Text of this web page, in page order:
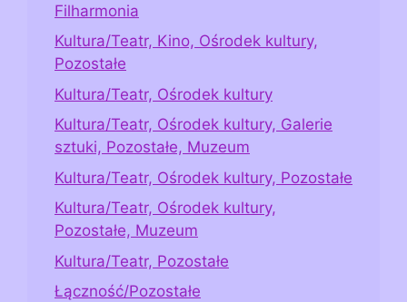
Filharmonia
Kultura/Teatr, Kino, Ośrodek kultury,
Pozostałe
Kultura/Teatr, Ośrodek kultury
Kultura/Teatr, Ośrodek kultury, Galerie
sztuki, Pozostałe, Muzeum
Kultura/Teatr, Ośrodek kultury, Pozostałe
Kultura/Teatr, Ośrodek kultury,
Pozostałe, Muzeum
Kultura/Teatr, Pozostałe
Łączność/Pozostałe